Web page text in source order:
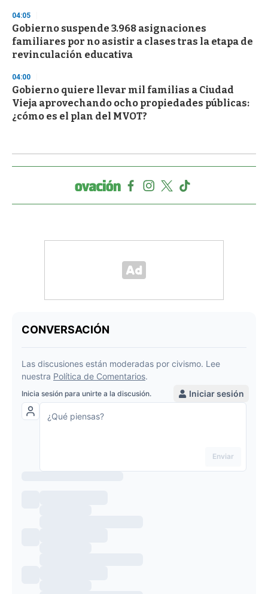
04:05
Gobierno suspende 3.968 asignaciones
familiares por no asistir a clases tras la etapa de
revinculación educativa
04:00
Gobierno quiere llevar mil familias a Ciudad
Vieja aprovechando ocho propiedades públicas:
¿cómo es el plan del MVOT?